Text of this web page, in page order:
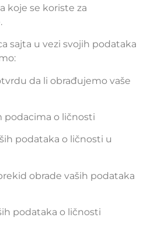
koje se koriste za
sajta u vezi svojih podataka
da li obrađujemo vaše
podacima o ličnosti
podataka o ličnosti u
obrade vaših podataka
podataka o ličnosti